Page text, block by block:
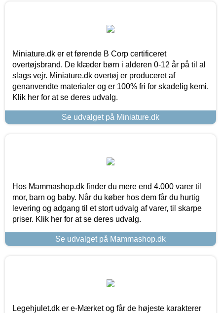
Miniature.dk er et førende B Corp certificeret
overtøjsbrand. De klæder børn i alderen 0-12 år på til al
slags vejr. Miniature.dk overtøj er produceret af
genanvendte materialer og er 100% fri for skadelig kemi.
Klik her for at se deres udvalg.
Se udvalget på Miniature.dk
Hos Mammashop.dk finder du mere end 4.000 varer til
mor, barn og baby. Når du køber hos dem får du hurtig
levering og adgang til et stort udvalg af varer, til skarpe
priser. Klik her for at se deres udvalg.
Se udvalget på Mammashop.dk
Legehjulet.dk er e-Mærket og får de højeste karakterer